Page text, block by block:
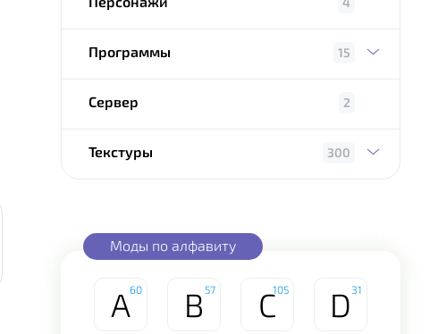
Программы 15
Сервер 2
Текстуры 300
Моды по алфавиту
A60 B 57 C105 D 31